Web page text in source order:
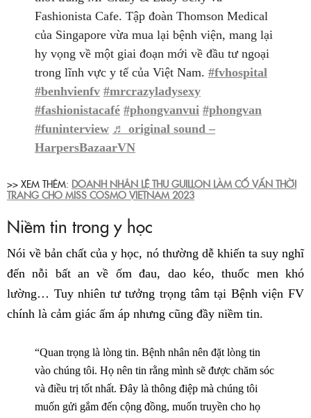
Fashionista Cafe. Tập đoàn Thomson Medical
của Singapore vừa mua lại bệnh viện, mang lại
hy vọng về một giai đoạn mới về đầu tư ngoại
trong lĩnh vực y tế của Việt Nam. #fvhospital
#benhvienfv #mrcrazyladysexy
#fashionistacafé #phongvanvui #phongvan
#funinterview ♬ original sound –
HarpersBazaarVN
>> XEM THÊM: DOANH NHÂN LỆ THU GUILLON LÀM CỐ VẤN THỜI
TRANG CHO MISS COSMO VIETNAM 2023
Niềm tin trong y học
Nói về bản chất của y học, nó thường dễ khiến ta suy nghĩ
đến nỗi bất an về ốm đau, dao kéo, thuốc men khó
lường… Tuy nhiên tư tưởng trọng tâm tại Bệnh viện FV
chính là cảm giác ấm áp nhưng cũng đầy niềm tin.
“Quan trọng là lòng tin. Bệnh nhân nên đặt lòng tin
vào chúng tôi. Họ nên tin rằng mình sẽ được chăm sóc
và điều trị tốt nhất. Đây là thông điệp mà chúng tôi
muốn gửi gắm đến cộng đồng, muốn truyền cho họ